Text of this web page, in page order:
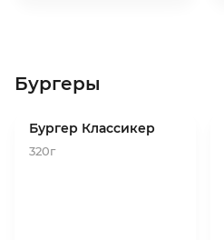
Бургеры
Бургер Классикер
320г